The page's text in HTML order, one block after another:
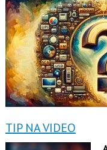
TIP NA VIDEO